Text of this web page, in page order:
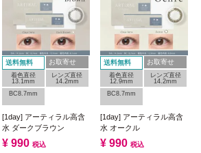
送料無料 お取寄せ
着色直径
13.1mm
レンズ直径
14.2mm
BC8.7mm
[1day] アーティラル高含
水 ダークブラウン
¥ 990 税込
送料無料 お取寄せ
着色直径
12.9mm
レンズ直径
14.2mm
BC8.7mm
[1day] アーティラル高含
水 オークル
¥ 990 税込